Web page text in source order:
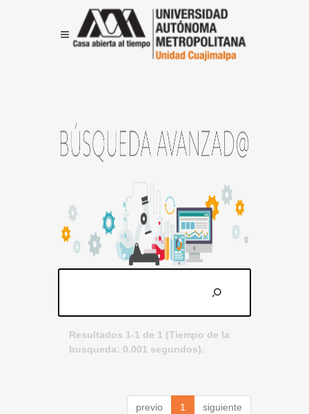
Resultados 1-1 de 1 (Tiempo de la
busqueda: 0.001 segundos).
previo 1 siguiente